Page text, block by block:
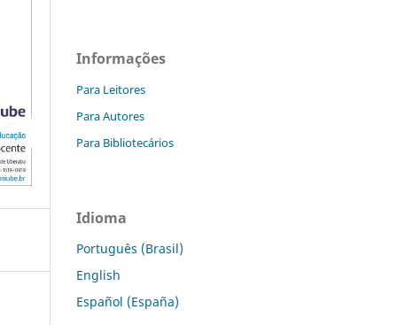
Informações
Para Leitores
Para Autores
Para Bibliotecários
Idioma
Português (Brasil)
English
Español (España)